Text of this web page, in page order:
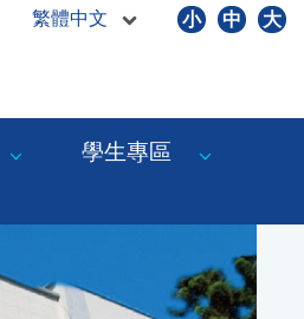
繁體中文 小 中 大
學生專區